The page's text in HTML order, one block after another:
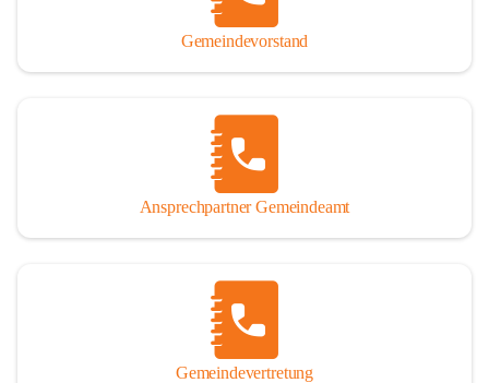
Gemeindevorstand
Ansprechpartner Gemeindeamt
Gemeindevertretung